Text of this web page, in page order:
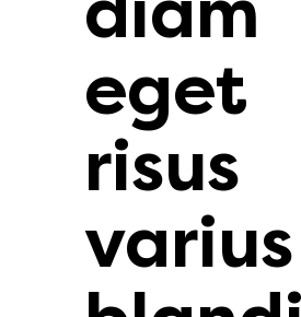
eget
risus
varius